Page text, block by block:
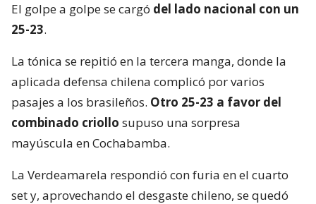
El golpe a golpe se cargó del lado nacional con un
25-23.
La tónica se repitió en la tercera manga, donde la
aplicada defensa chilena complicó por varios
pasajes a los brasileños. Otro 25-23 a favor del
combinado criollo supuso una sorpresa
mayúscula en Cochabamba.
La Verdeamarela respondió con furia en el cuarto
set y, aprovechando el desgaste chileno, se quedó